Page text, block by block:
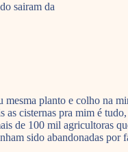
sairam da
planto e colho na
cisternas pra mim é
100 mil agricultoras
sido abandonadas